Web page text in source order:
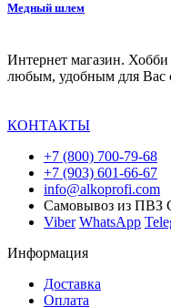
Медный шлем
Интернет магазин.
любым, удобным для Вас
КОНТАКТЫ
+7 (800) 700-79-68
+7 (903) 601-66-67
info@alkoprofi.com
Самовывоз из ПВЗ
Viber WhatsApp
Информация
Доставка
Оплата